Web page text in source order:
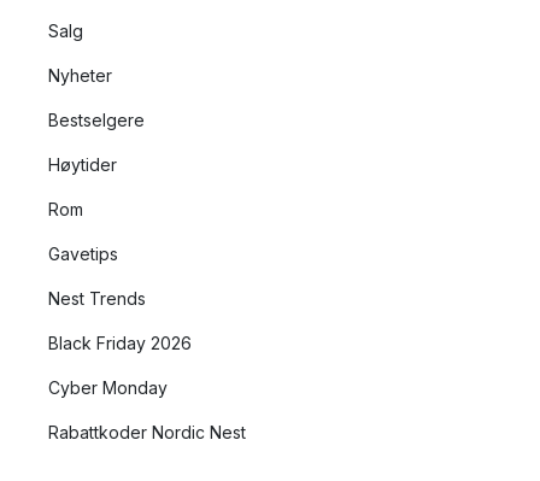
Salg
Nyheter
Bestselgere
Høytider
Rom
Gavetips
Nest Trends
Black Friday 2026
Cyber Monday
Rabattkoder Nordic Nest